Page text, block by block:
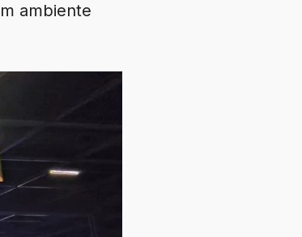
ambiente